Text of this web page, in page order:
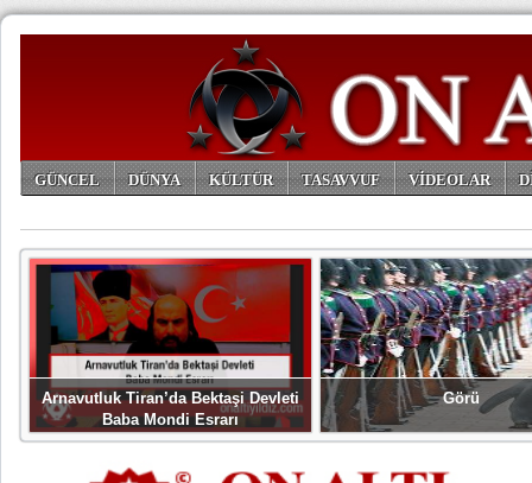
GÜNCEL DÜNYA KÜLTÜR TASAVVUF VİDEOLAR
Arnavutluk Tiran’da Bektaşi Devleti
Baba Mondi Esrarı
Görü